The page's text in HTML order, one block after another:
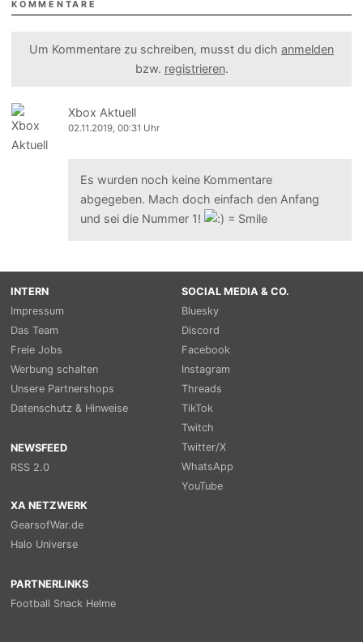
KOMMENTARE
Um Kommentare zu schreiben, musst du dich anmelden
bzw. registrieren.
Xbox Aktuell
02.11.2019, 00:31 Uhr
Es wurden noch keine Kommentare
abgegeben. Mach doch einfach den Anfang
und sei die Nummer 1!
INTERN
Impressum
Das Team
Freie Jobs
Werbung schalten
Unsere Partnershops
Datenschutz & Hinweise
NEWSFEED
RSS 2.0
SOCIAL MEDIA & CO.
Bluesky
Discord
Facebook
Instagram
Threads
TikTok
Twitch
Twitter/X
WhatsApp
YouTube
XA NETZWERK
GearsofWar.de
Halo Universe
PARTNERLINKS
Football Snack Helme